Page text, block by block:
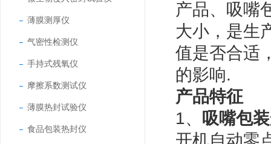
薄膜测厚仪
气密性检测仪
手持式残氧仪
摩擦系数测试仪
薄膜热封试验仪
食品包装热封仪
产品、吸嘴
大小，是生
值是否合适
的影响.
产品特征
1、 吸嘴包
开机自动零